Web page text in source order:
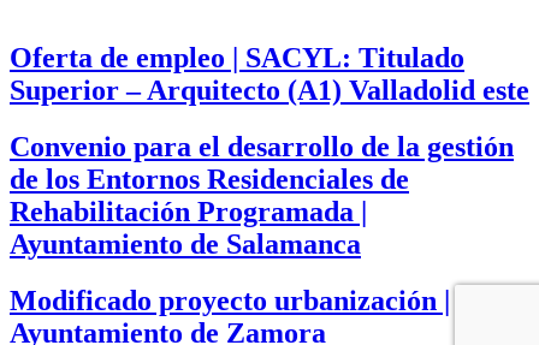
Oferta de empleo | SACYL: Titulado
Superior – Arquitecto (A1) Valladolid este
Convenio para el desarrollo de la gestión
de los Entornos Residenciales de
Rehabilitación Programada |
Ayuntamiento de Salamanca
Modificado proyecto urbanización |
Ayuntamiento de Zamora